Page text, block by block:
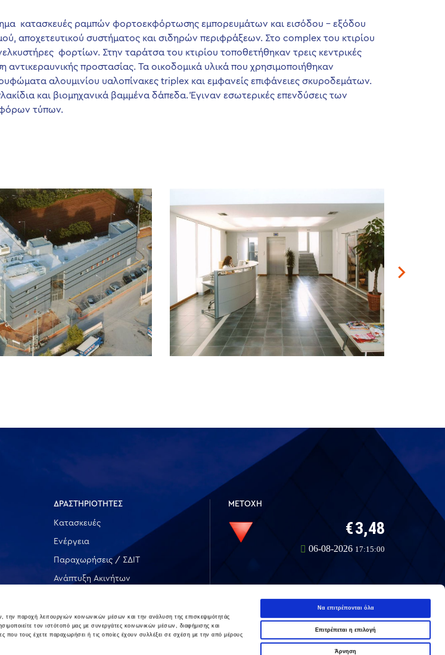
την παροχή λειτουργιών κοινωνικών μέσων και την ανάλυση της επισκεψιμότητάς
τον ιστότοπό μας με συνεργάτες κοινωνικών μέσων, διαφήμισης και
που τους έχετε παραχωρήσει ή τις οποίες έχουν συλλέξει σε σχέση με την από μέρους
Να επιτρέπονται όλα
Επιτρέπεται η επιλογή
Άρνηση
κατασκευές ραμπών φορτοεκφόρτωσης εμπορευμάτων και εισόδου – εξόδου
αποχετευτικού συστήματος και σιδηρών περιφράξεων. Στο complex του κτιρίου
φορτίων. Στην ταράτσα του κτιρίου τοποθετήθηκαν τρεις κεντρικές
αντικεραυνικής προστασίας. Τα οικοδομικά υλικά που χρησιμοποιήθηκαν
αλουμινίου υαλοπίνακες triplex και εμφανείς επιφάνειες σκυροδεμάτων.
και βιομηχανικά βαμμένα δάπεδα. Έγιναν εσωτερικές επενδύσεις των
τύπων.
ΔΡΑΣΤΗΡΙΟΤΗΤΕΣ
Κατασκευές
Ενέργεια
Παραχωρήσεις / ΣΔΙΤ
Ανάπτυξη Ακινήτων
ΜΕΤΟΧΗ
LinkedIn Instagram